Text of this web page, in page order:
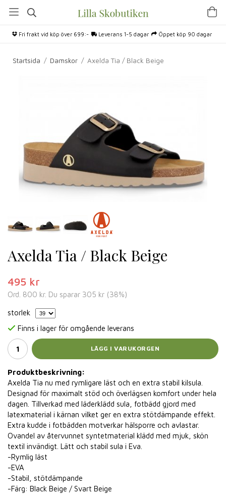
Fri frakt vid köp över 699:- Leverans 1-5 dagar Öppet köp 90 dagar
Startsida / Damskor / Axelda Tia / Black Beige
Axelda Tia / Black Beige
495 kr
Ord. 800 kr. Du sparar 305 kr (38%)
storlek
Finns i lager för omgående leverans
LÄGG I VARUKORGEN
Produktbeskrivning:
Axelda Tia nu med rymligare läst och en extra stabil kilsula.
Designad för maximalt stöd och överlägsen komfort under hela
dagen. Tillverkad med läderklädd sula, fotbädd gjord med
latexmaterial i kärnan vilket ger en extra stötdämpande effekt.
Extra kudde i fotbädden motverkar hälsporre och avlastar.
Ovandel av återvunnet syntetmaterial klädd med mjuk, skön
textil invändigt. Lätt och stabil sula i Eva.
-Rymlig läst
-EVA
-Stabil, stötdämpande
-Färg: Black Beige / Svart Beige